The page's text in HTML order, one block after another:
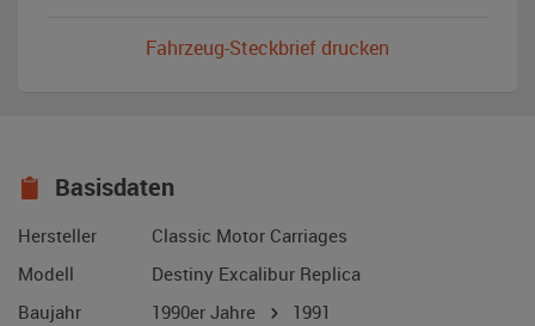
Fahrzeug-Steckbrief drucken
Basisdaten
Hersteller
Classic Motor Carriages
Modell
Destiny Excalibur Replica
Baujahr
1990er Jahre
1991